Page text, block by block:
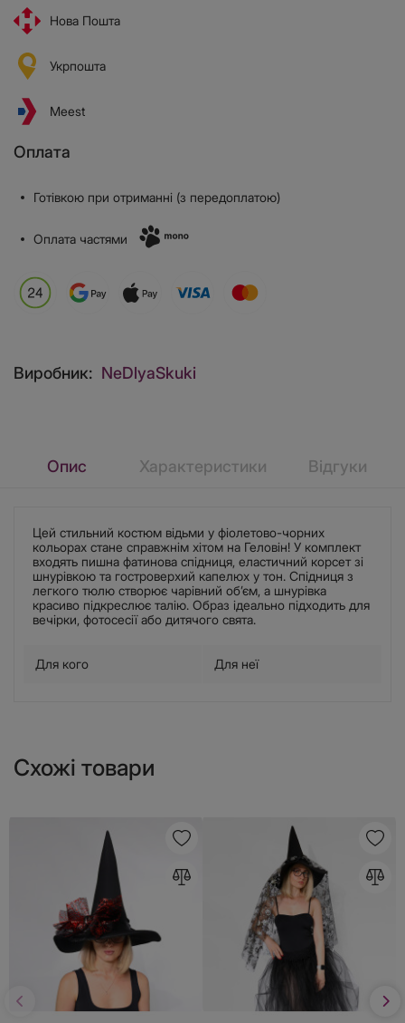
Нова Пошта
Укрпошта
Meest
Оплата
Готівкою при отриманні (з передоплатою)
Оплата частями
Виробник: NeDlyaSkuki
Опис Характеристики Відгуки
Цей стильний костюм відьми у фіолетово-чорних
кольорах стане справжнім хітом на Геловін! У комплект
входять пишна фатинова спідниця, еластичний корсет зі
шнурівкою та гостроверхий капелюх у тон. Спідниця з
легкого тюлю створює чарівний об’єм, а шнурівка
красиво підкреслює талію. Образ ідеально підходить для
вечірки, фотосесії або дитячого свята.
Для кого Для неї
Схожі товари